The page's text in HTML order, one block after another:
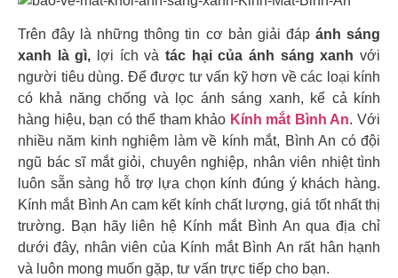
Trên đây là những thông tin cơ bản giải đáp ánh sáng
xanh là gì,
lợi ích và tác hại của ánh sáng xanh với
người tiêu dùng. Để được tư vấn kỹ hơn về các loại kính
có khả năng chống và lọc ánh sáng xanh, kể cả kính
hàng hiệu, bạn có thể tham khảo Kính mắt Bình An. Với
nhiều năm kinh nghiệm làm về kính mắt, Bình An có đội
ngũ bác sĩ mắt giỏi, chuyên nghiệp, nhân viên nhiệt tình
luôn sẵn sàng hỗ trợ lựa chọn kính đúng ý khách hàng.
Kính mắt Bình An cam kết kính chất lượng, giá tốt nhất thị
trường. Bạn hãy liên hệ Kính mắt Bình An qua địa chỉ
dưới đây, nhân viên của Kính mắt Bình An rất hân hạnh
và luôn mong muốn gặp, tư vấn trực tiếp cho bạn.